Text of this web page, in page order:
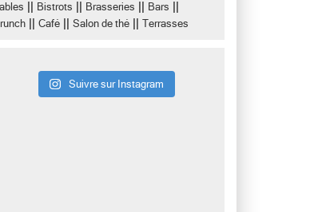
Bistrots Brasseries Bars
Café Salon de thé Terrasses
Suivre sur Instagram